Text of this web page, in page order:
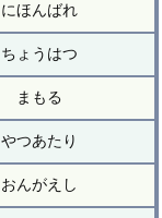
にほんばれ
ちょうはつ
まもる
やつあたり
おんがえし